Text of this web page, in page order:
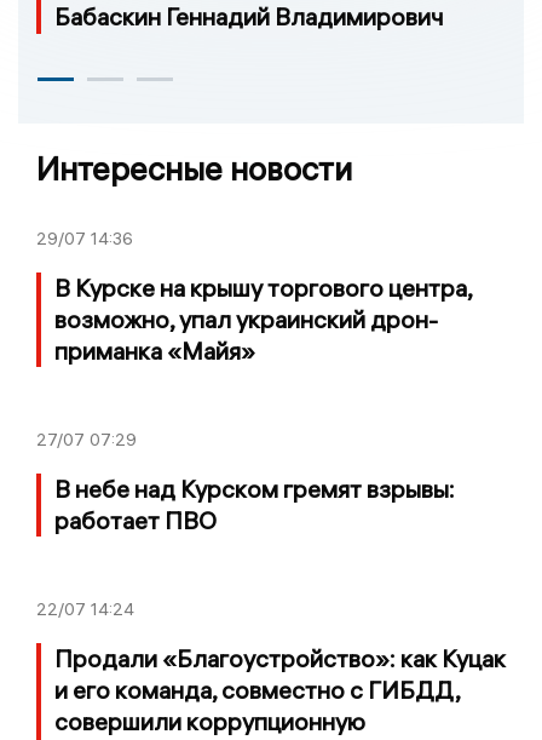
Бабаскин Геннадий Владимирович
Интересные новости
29/07 14:36
В Курске на крышу торгового центра,
возможно, упал украинский дрон-
приманка «Майя»
27/07 07:29
В небе над Курском гремят взрывы:
работает ПВО
22/07 14:24
Продали «Благоустройство»: как Куцак
и его команда, совместно с ГИБДД,
совершили коррупционную